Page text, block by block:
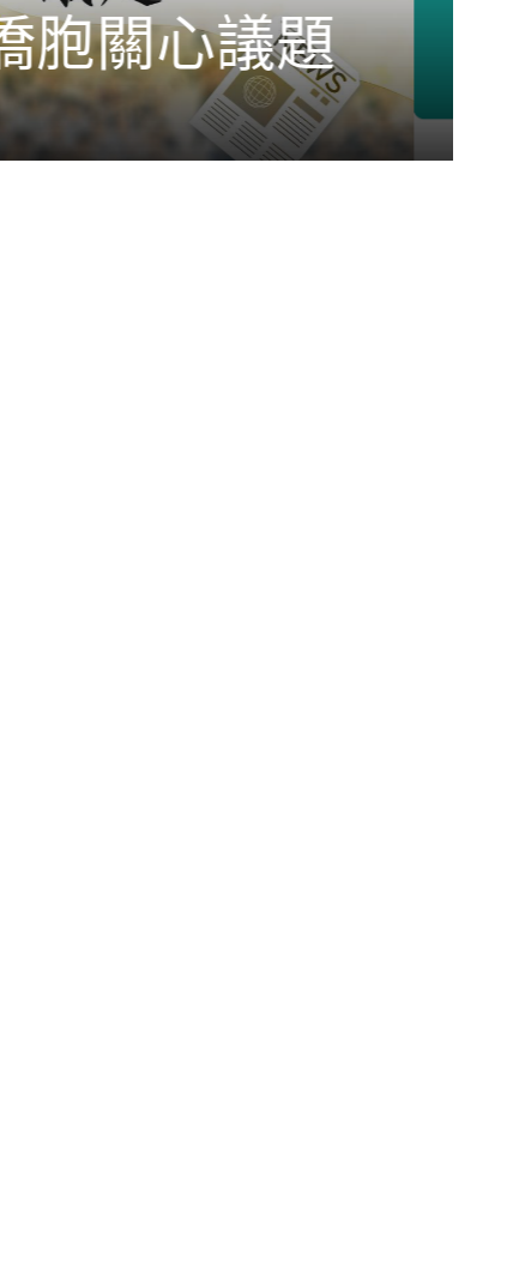
i僑卡推廣